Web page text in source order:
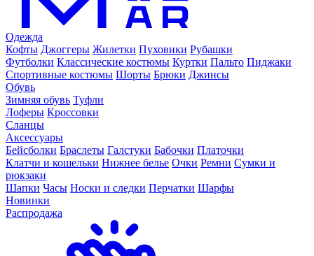
Одежда
Кофты Джоггеры Жилетки Пуховики Рубашки
Футболки Классические костюмы Куртки Пальто Пиджаки
Спортивные костюмы Шорты Брюки Джинсы
Обувь
Зимняя обувь Туфли
Лоферы Кроссовки
Сланцы
Аксессуары
Бейсболки Браслеты Галстуки Бабочки Платочки
Клатчи и кошельки Нижнее белье Очки Ремни Сумки и
рюкзаки
Шапки Часы Носки и следки Перчатки Шарфы
Новинки
Распродажа